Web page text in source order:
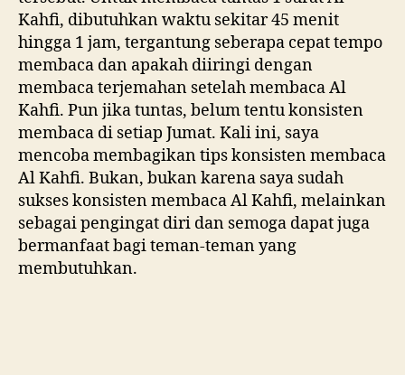
Kahfi, dibutuhkan waktu sekitar 45 menit
hingga 1 jam, tergantung seberapa cepat tempo
membaca dan apakah diiringi dengan
membaca terjemahan setelah membaca Al
Kahfi. Pun jika tuntas, belum tentu konsisten
membaca di setiap Jumat. Kali ini, saya
mencoba membagikan tips konsisten membaca
Al Kahfi. Bukan, bukan karena saya sudah
sukses konsisten membaca Al Kahfi, melainkan
sebagai pengingat diri dan semoga dapat juga
bermanfaat bagi teman-teman yang
membutuhkan.